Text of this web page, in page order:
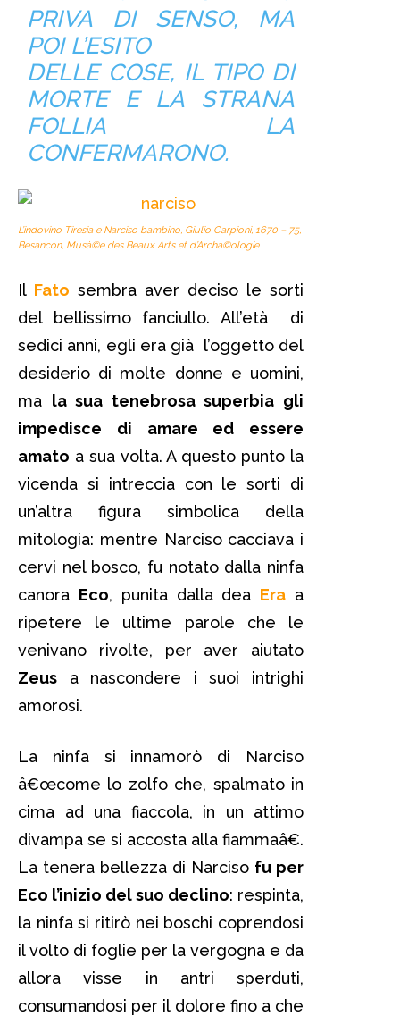
PRIVA DI SENSO, MA
POI L’ESITO
DELLE COSE, IL TIPO DI
MORTE E LA STRANA
FOLLIA LA
CONFERMARONO.
L’indovino Tiresia e Narciso bambino, Giulio Carpioni, 1670 – 75,
Besancon, Musà©e des Beaux Arts et d’Archà©ologie
Il Fato sembra aver deciso le sorti
del bellissimo fanciullo. All’età di
sedici anni, egli era già l’oggetto del
desiderio di molte donne e uomini,
ma la sua tenebrosa superbia gli
impedisce di amare ed essere
amato a sua volta. A questo punto la
vicenda si intreccia con le sorti di
un’altra figura simbolica della
mitologia: mentre Narciso cacciava i
cervi nel bosco, fu notato dalla ninfa
canora Eco, punita dalla dea Era a
ripetere le ultime parole che le
venivano rivolte, per aver aiutato
Zeus a nascondere i suoi intrighi
amorosi.
La ninfa si innamorò di Narciso
â€œcome lo zolfo che, spalmato in
cima ad una fiaccola, in un attimo
divampa se si accosta alla fiammaâ€.
La tenera bellezza di Narciso fu per
Eco l’inizio del suo declino: respinta,
la ninfa si ritirò nei boschi coprendosi
il volto di foglie per la vergogna e da
allora visse in antri sperduti,
consumandosi per il dolore fino a che